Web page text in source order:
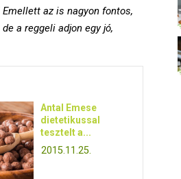
az is nagyon fontos,
a reggeli adjon egy jó,
Antal Emese
dietetikussal
tesztelt a...
2015.11.25.